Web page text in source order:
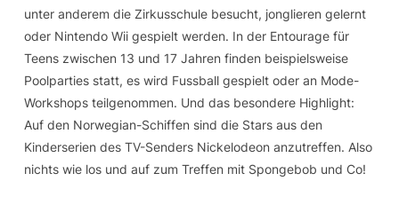
unter anderem die Zirkusschule besucht, jonglieren gelernt
oder Nintendo Wii gespielt werden. In der Entourage für
Teens zwischen 13 und 17 Jahren finden beispielsweise
Poolparties statt, es wird Fussball gespielt oder an Mode-
Workshops teilgenommen. Und das besondere Highlight:
Auf den Norwegian-Schiffen sind die Stars aus den
Kinderserien des TV-Senders Nickelodeon anzutreffen. Also
nichts wie los und auf zum Treffen mit Spongebob und Co!